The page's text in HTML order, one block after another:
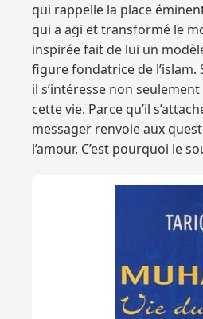
qui rappelle la place
qui a agi et transformé le
inspirée fait de lui un
figure fondatrice de
il s’intéresse non
cette vie. Parce qu’il
messager renvoie aux
l’amour. C’est pourquoi le